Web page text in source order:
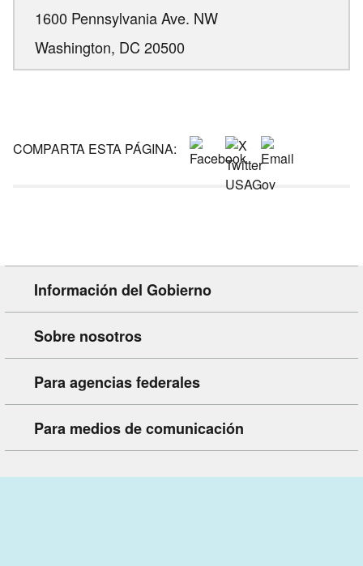
1600 Pennsylvania Ave. NW
Washington, DC 20500
COMPARTA ESTA PÁGINA:
Información del Gobierno
Sobre nosotros
Para agencias federales
Para medios de comunicación